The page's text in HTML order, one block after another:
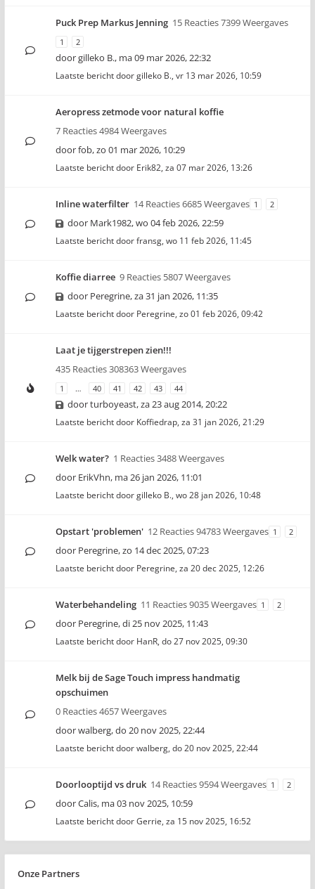
Puck Prep Markus Jenning 15 Reacties 7399 Weergaves
1 2
doorgilleko B., ma 09 mar 2026, 22:32
Laatste bericht doorgilleko B., vr 13 mar 2026, 10:59
Aeropress zetmode voor natural koffie
7 Reacties 4984 Weergaves
doorfob,zo 01 mar 2026, 10:29
Laatste bericht door Erik82, za 07 mar 2026, 13:26
Inline waterfilter 14 Reacties 6685 Weergaves 1 2
door Mark1982,wo 04 feb 2026, 22:59
Laatste bericht doorfransg, wo 11 feb 2026, 11:45
Koffie diarree 9 Reacties 5807 Weergaves
door Peregrine,za 31 jan 2026, 11:35
Laatste bericht door Peregrine, zo 01 feb 2026, 09:42
Laat je tijgerstrepen zien!!!
435 Reacties 308363 Weergaves
1 … 40 41 42 43 44
doorturboyeast,za 23 aug 2014, 20:22
Laatste bericht door Koffiedrap, za 31 jan 2026, 21:29
Welk water? 1 Reacties 3488 Weergaves
door ErikVhn, ma 26 jan 2026, 11:01
Laatste bericht doorgilleko B., wo 28 jan 2026, 10:48
Opstart 'problemen' 12 Reacties 94783 Weergaves 1 2
door Peregrine,zo 14 dec 2025, 07:23
Laatste bericht door Peregrine, za 20 dec 2025, 12:26
Waterbehandeling 11 Reacties 9035 Weergaves 1 2
door Peregrine,di 25 nov 2025, 11:43
Laatste bericht door HanR, do 27 nov 2025, 09:30
Melk bij de Sage Touch impress handmatig
opschuimen
0 Reacties 4657 Weergaves
doorwalberg,do 20 nov 2025, 22:44
Laatste bericht doorwalberg, do 20 nov 2025, 22:44
Doorlooptijd vs druk 14 Reacties 9594 Weergaves 1 2
doorCalis, ma 03 nov 2025, 10:59
Laatste bericht doorGerrie, za 15 nov 2025, 16:52
Onze Partners